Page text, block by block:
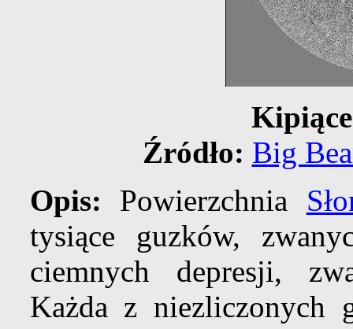
Kipiące
Źródło: Big
Opis: Powierzchnia
tysiące guzków,
ciemnych depresji,
Każda z